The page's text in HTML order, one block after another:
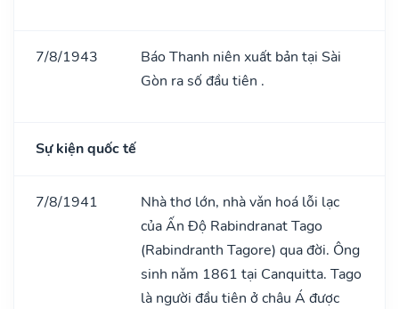
7/8/1943
Báo Thanh niên xuất bản tại Sài
Gòn ra số đầu tiên .
Sự kiện quốc tế
7/8/1941
Nhà thơ lớn, nhà vǎn hoá lỗi lạc
của Ấn Độ Rabindranat Tago
(Rabindranth Tagore) qua đời. Ông
sinh nǎm 1861 tại Canquitta. Tago
là người đầu tiên ở châu Á được